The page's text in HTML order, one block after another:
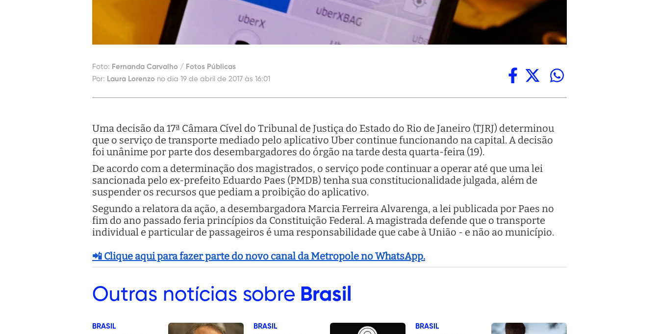
Foto: Fernanda Carvalho / Fotos Públicas
Por: Laura Lorenzo no dia 19 de abril de 2017 às 16:01
Uma decisão da 17ª Câmara Cível do Tribunal de Justiça do Estado do Rio de Janeiro (TJRJ) determinou
que o serviço de transporte mediado pelo aplicativo Uber continue funcionando na capital. A decisão
foi unânime por parte dos desembargadores do órgão na tarde desta quarta-feira (19).
De acordo com a determinação dos magistrados, o serviço pode continuar a operar até que uma lei
sancionada pelo ex-prefeito Eduardo Paes (PMDB) tenha sua constitucionalidade julgada, além de
suspender os recursos que pediam a proibição do aplicativo.
Segundo a relatora da ação, a desembargadora Marcia Ferreira Alvarenga, a lei publicada por Paes no
fim do ano passado feria princípios da Constituição Federal. A magistrada defende que o transporte
individual e particular de passageiros é uma responsabilidade que cabe à União - e não ao município.
📲 Clique aqui para fazer parte do novo canal da Metropole no WhatsApp.
Outras notícias sobre Brasil
BRASIL BRASIL BRASIL